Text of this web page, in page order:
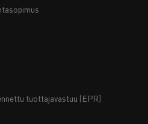
tuottajavastuu (EPR)